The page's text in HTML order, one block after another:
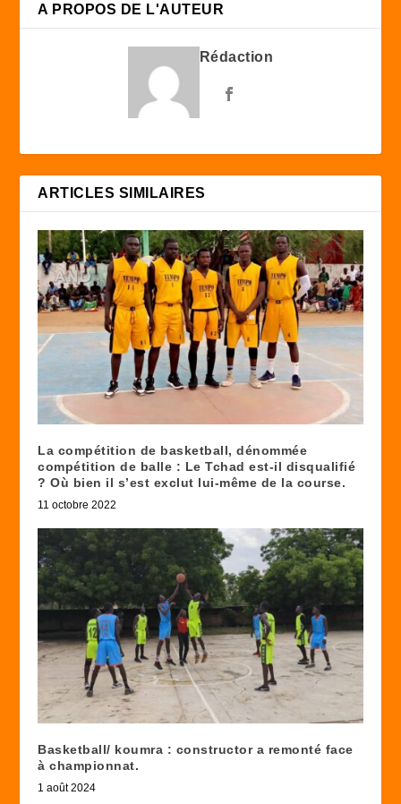
A PROPOS DE L'AUTEUR
Rédaction
ARTICLES SIMILAIRES
La compétition de basketball, dénommée
compétition de balle : Le Tchad est-il disqualifié
? Où bien il s’est exclut lui-même de la course.
11 octobre 2022
Basketball/ koumra : constructor a remonté face
à championnat.
1 août 2024